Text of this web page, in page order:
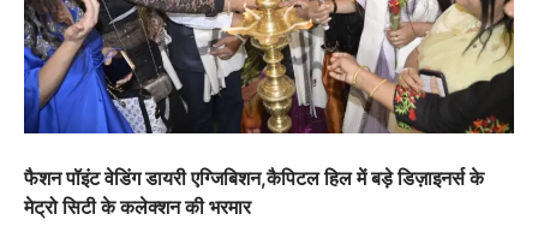
फैशन पॉइंट वेडिंग डायरी एग्जिबिशन,कैपिटल हिल में बड़े डिज़ाइनर्स के
मेट्रो सिटी के कलेक्शन की भरमार